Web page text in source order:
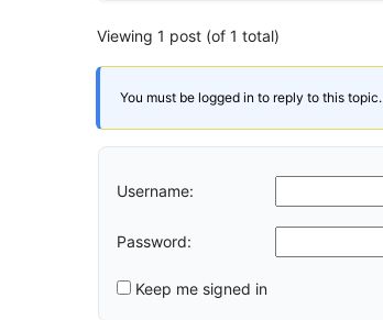
Viewing 1 post (of 1 total)
You must be logged in to reply to this topic.
Username:
Password:
Keep me signed in